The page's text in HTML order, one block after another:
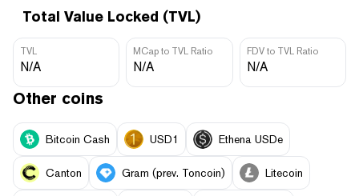
Total Value Locked (TVL)
TVL
N/A
MCap to TVL Ratio
N/A
FDV to TVL Ratio
N/A
Other coins
Bitcoin Cash USD1 Ethena USDe
Canton Gram (prev. Toncoin) Litecoin